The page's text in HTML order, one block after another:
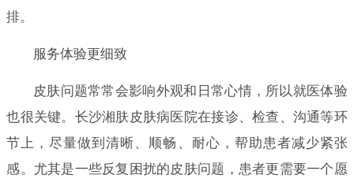
排。
服务体验更细致
皮肤问题常常会影响外观和日常心情，所以就医体验
也很关键。长沙湘肤皮肤病医院在接诊、检查、沟通等环
节上，尽量做到清晰、顺畅、耐心，帮助患者减少紧张
感。尤其是一些反复困扰的皮肤问题，患者更需要一个愿